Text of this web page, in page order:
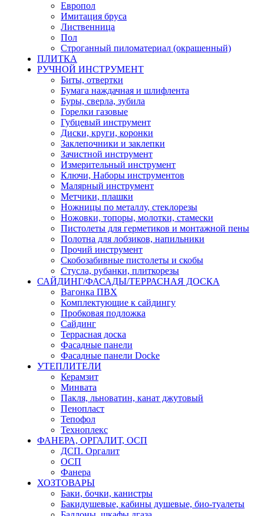
Европол
Имитация бруса
Лиственница
Пол
Строганный пиломатериал (окрашенный)
ПЛИТКА
РУЧНОЙ ИНСТРУМЕНТ
Биты, отвертки
Бумага наждачная и шлифлента
Буры, сверла, зубила
Горелки газовые
Губцевый инструмент
Диски, круги, коронки
Заклепочники и заклепки
Зачистной инструмент
Измерительный инструмент
Ключи, Наборы инструментов
Малярный инструмент
Метчики, плашки
Ножницы по металлу, стеклорезы
Ножовки, топоры, молотки, стамески
Пистолеты для герметиков и монтажной пены
Полотна для лобзиков, напильники
Прочий инструмент
Скобозабивные пистолеты и скобы
Стусла, рубанки, плиткорезы
САЙДИНГ/ФАСАДЫ/ТЕРРАСНАЯ ДОСКА
Вагонка ПВХ
Комплектующие к сайдингу
Пробковая подложка
Сайдинг
Террасная доска
Фасадные панели
Фасадные панели Docke
УТЕПЛИТЕЛИ
Керамзит
Минвата
Пакля, льноватин, канат джутовый
Пенопласт
Тепофол
Техноплекс
ФАНЕРА, ОРГАЛИТ, ОСП
ДСП. Оргалит
ОСП
Фанера
ХОЗТОВАРЫ
Баки, бочки, канистры
Бакидушевые, кабины душевые, био-туалеты